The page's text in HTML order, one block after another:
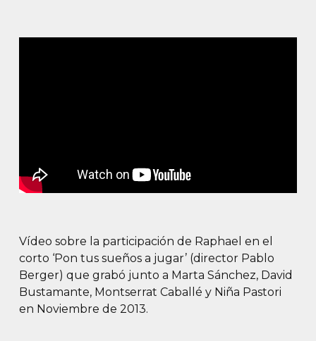
Vídeo sobre la participación de Raphael en el
corto ‘Pon tus sueños a jugar’ (director Pablo
Berger) que grabó junto a Marta Sánchez, David
Bustamante, Montserrat Caballé y Niña Pastori
en Noviembre de 2013.